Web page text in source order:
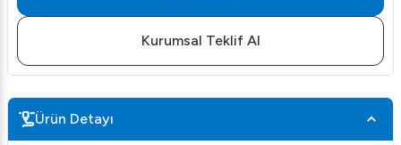
Kurumsal Teklif Al
Ürün Detayı